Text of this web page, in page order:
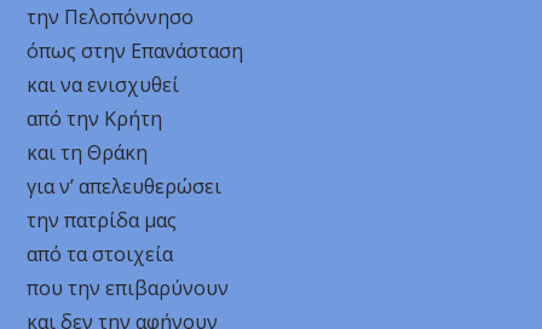
την Πελοπόννησο
όπως στην Επανάσταση
και να ενισχυθεί
από την Κρήτη
και τη Θράκη
για ν’ απελευθερώσει
την πατρίδα μας
από τα στοιχεία
που την επιβαρύνουν
και δεν την αφήνουν